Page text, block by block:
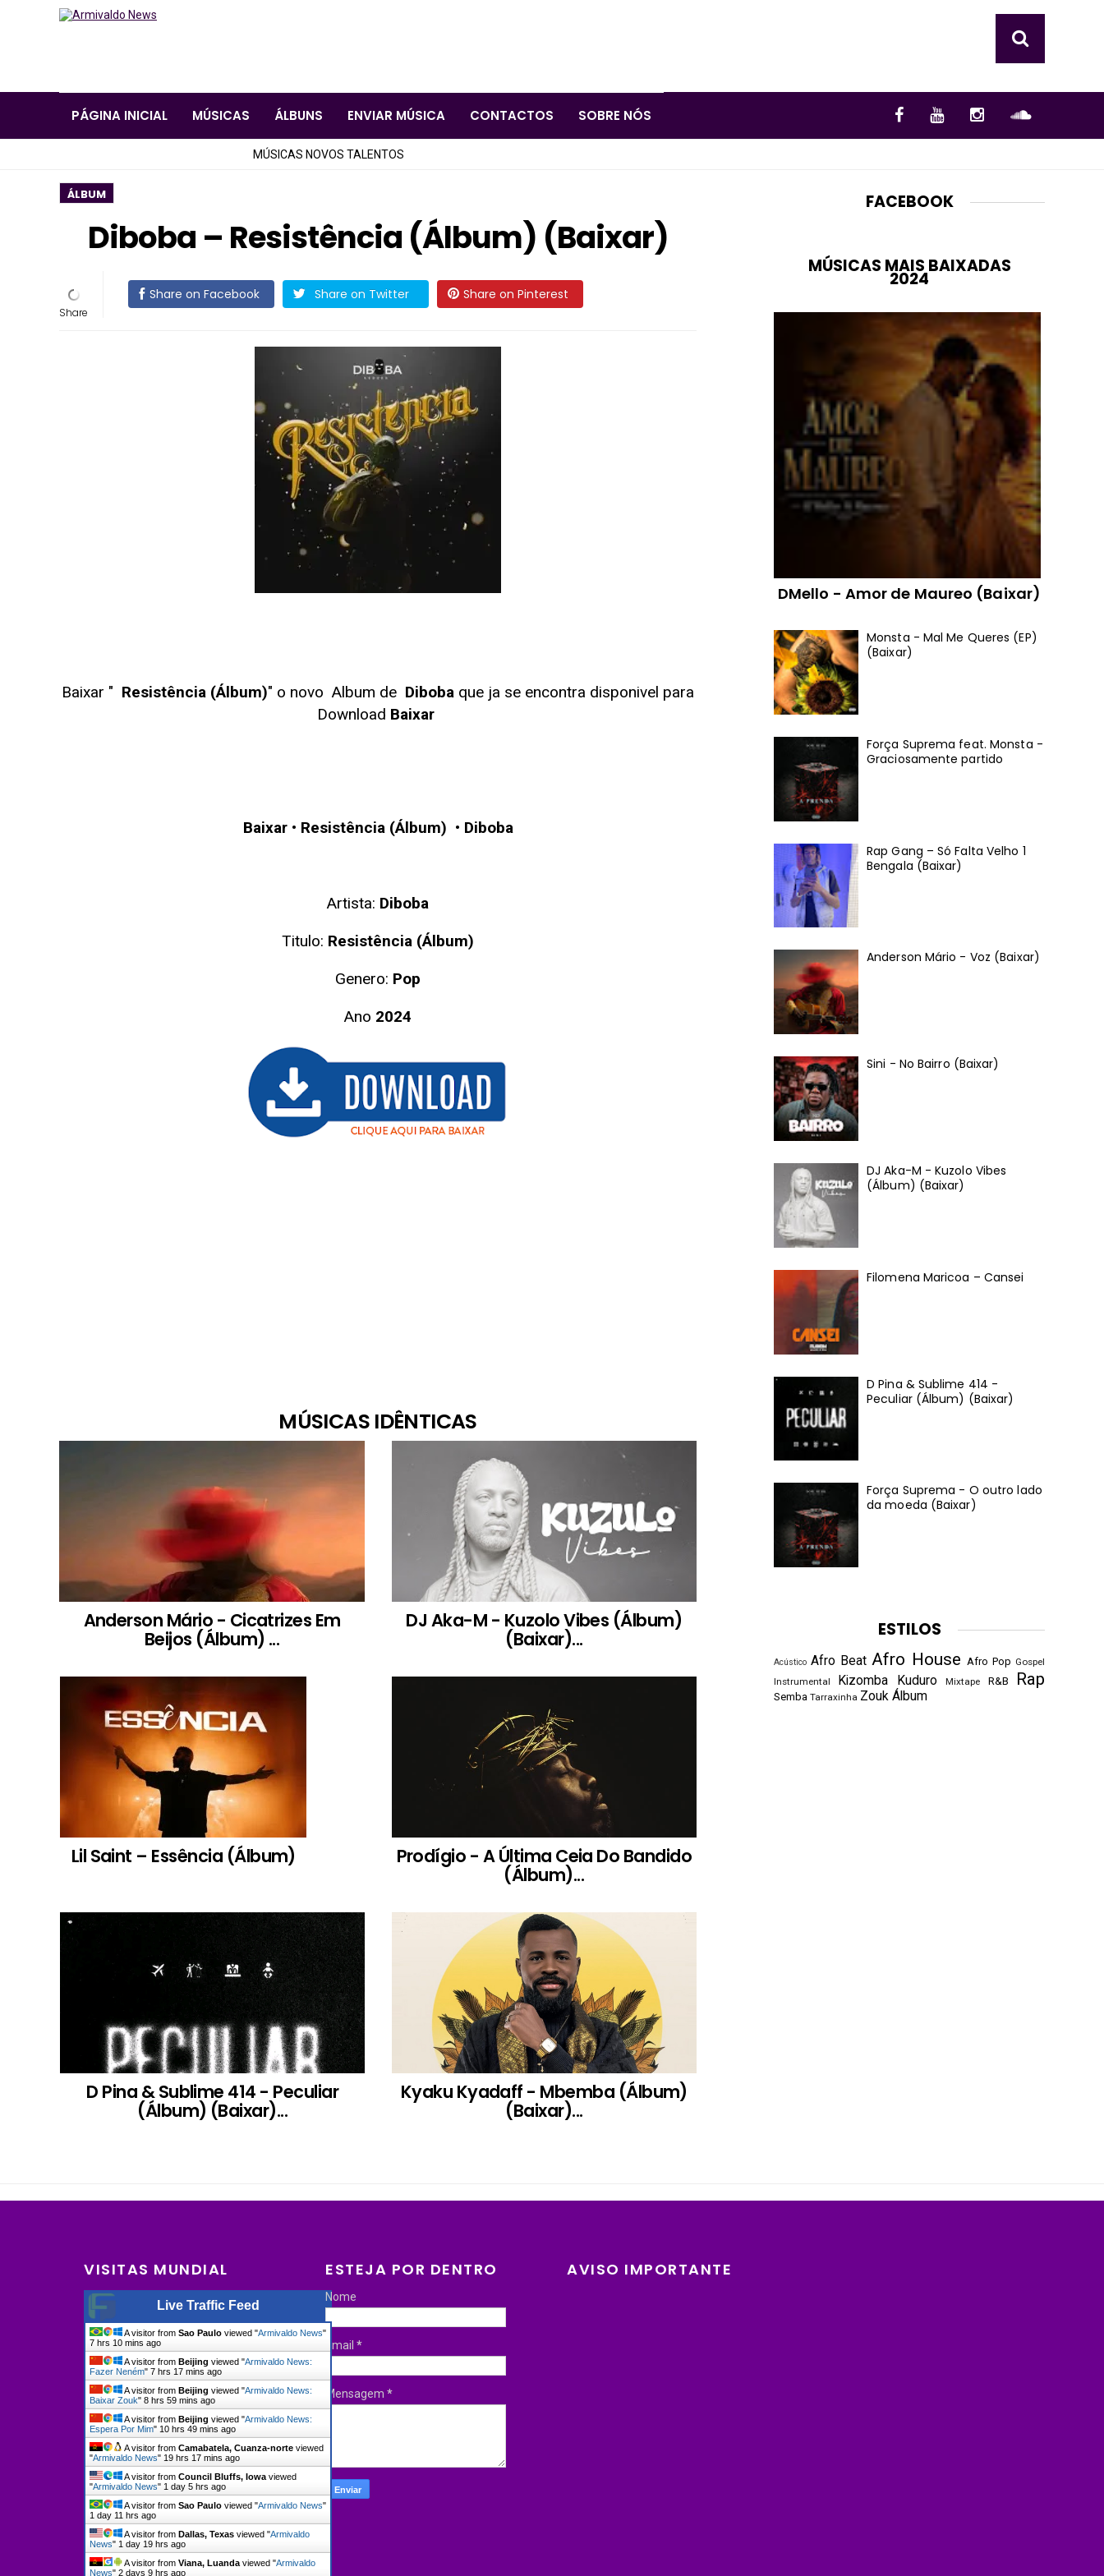
PÁGINA INICIAL MÚSICAS ÁLBUNS ENVIAR MÚSICA CONTACTOS SOBRE NÓS
MÚSICAS NOVOS TALENTOS
ÁLBUM
Diboba – Resistência (Álbum) (Baixar)
Share on Facebook Share on Twitter Share on Pinterest
Baixar " Resistência (Álbum)" o novo Album de Diboba que ja se encontra disponivel para
Download Baixar
Baixar• Resistência (Álbum) • Diboba
Artista: Diboba
Titulo: Resistência (Álbum)
Genero: Pop
Ano 2024
MÚSICAS IDÊNTICAS
Anderson Mário - Cicatrizes Em
Beijos (Álbum) ...
DJ Aka-M - Kuzolo Vibes (Álbum)
(Baixar)...
Lil Saint – Essência (Álbum) Prodígio - A Última Ceia Do Bandido
(Álbum)...
D Pina & Sublime 414 - Peculiar
(Álbum) (Baixar)...
Kyaku Kyadaff - Mbemba (Álbum)
(Baixar)...
FACEBOOK
MÚSICAS MAIS BAIXADAS
2024
DMello - Amor de Maureo (Baixar)
Monsta - Mal Me Queres (EP)
(Baixar)
Força Suprema feat. Monsta -
Graciosamente partido
Rap Gang – Só Falta Velho 1
Bengala (Baixar)
Anderson Mário - Voz (Baixar)
Sini - No Bairro (Baixar)
DJ Aka-M - Kuzolo Vibes
(Álbum) (Baixar)
Filomena Maricoa – Cansei
D Pina & Sublime 414 -
Peculiar (Álbum) (Baixar)
Força Suprema - O outro lado
da moeda (Baixar)
ESTILOS
Acústico Afro Beat Afro House Afro Pop Gospel
Instrumental
Kizomba Kuduro Mixtape R&B Rap
Semba Tarraxinha Zouk Álbum
VISITAS MUNDIAL
Live Traffic Feed
A visitor from Sao Paulo viewed "Armivaldo News"
7 hrs 10 mins ago
A visitor from Beijing viewed "Armivaldo News:
Fazer Neném" 7 hrs 17 mins ago
A visitor from Beijing viewed "Armivaldo News:
Baixar Zouk" 8 hrs 59 mins ago
A visitor from Beijing viewed "Armivaldo News:
Espera Por Mim" 10 hrs 49 mins ago
A visitor from Camabatela, Cuanza-norte viewed
"Armivaldo News" 19 hrs 17 mins ago
A visitor from Council Bluffs, Iowa viewed
"Armivaldo News" 1 day 5 hrs ago
A visitor from Sao Paulo viewed "Armivaldo News"
1 day 11 hrs ago
A visitor from Dallas, Texas viewed "Armivaldo
News" 1 day 19 hrs ago
A visitor from Viana, Luanda viewed "Armivaldo
News" 2 days 9 hrs ago
ESTEJA POR DENTRO
Nome
Email *
Mensagem *
AVISO IMPORTANTE